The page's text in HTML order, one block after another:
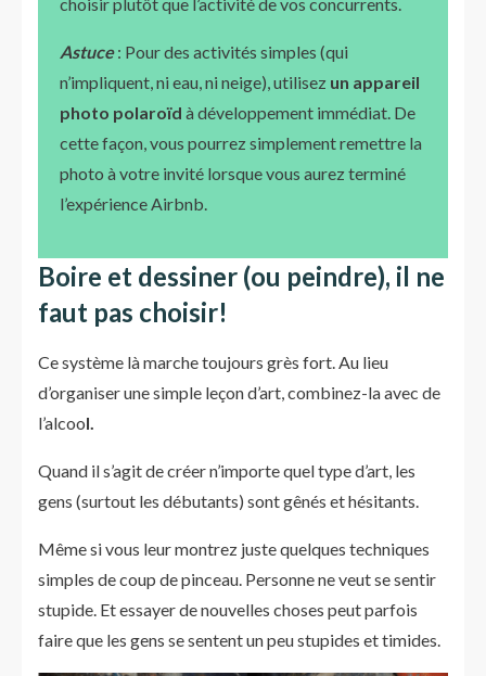
Astuce: Pour des activités simples (qui
n’impliquent, ni eau, ni neige), utilisez un appareil
photo polaroïd à développement immédiat. De
cette façon, vous pourrez simplement remettre la
photo à votre invité lorsque vous aurez terminé
l’expérience Airbnb.
Boire et dessiner (ou peindre), il ne
faut pas choisir!
Ce système là marche toujours grès fort. Au lieu
d’organiser une simple leçon d’art, combinez-la avec de
l’alcool.
Quand il s’agit de créer n’importe quel type d’art, les
gens (surtout les débutants) sont gênés et hésitants.
Même si vous leur montrez juste quelques techniques
simples de coup de pinceau. Personne ne veut se sentir
stupide. Et essayer de nouvelles choses peut parfois
faire que les gens se sentent un peu stupides et timides.